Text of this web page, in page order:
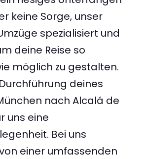
keine Sorge, unser
spezialisiert und
deine Reise so
möglich zu gestalten.
deines
nach Alcalá de
uns eine
Bei uns
einer umfassenden